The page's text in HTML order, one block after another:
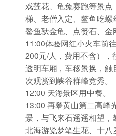
戏莲花、龟兔赛跑等景
梯、老僧入定、鳌鱼吃
鳌鱼驮金龟、点赞石、金
11:00体验网红小火车前
200元/人，费用不含），
透明车厢，车移景换，
次观赏到峡谷群峰竞秀。
12:00 天海景区用中餐。
13:00 再攀黄山第二高峰
景，与飞来石遥遥相望
北海游览梦笔生花、十